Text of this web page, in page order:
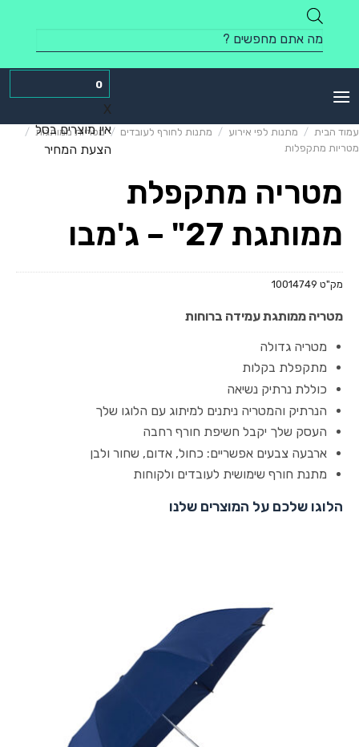
content
Products
search
0
X
אין מוצרים בסל
הצעת המחיר
עמוד הבית / מתנות לפי אירוע / מתנות לחורף לעובדים / מטריות ממותגות /
מטריות מתקפלות
מטריה מתקפלת
ממותגת 27" – ג'מבו
מק"ט 10014749
מטריה ממותגת עמידה ברוחות
מטריה גדולה
מתקפלת בקלות
כוללת נרתיק נשיאה
הנרתיק והמטריה ניתנים למיתוג עם הלוגו שלך
העסק שלך יקבל חשיפת חורף רחבה
ארבעה צבעים אפשריים: כחול, אדום, שחור ולבן
מתנת חורף שימושית לעובדים ולקוחות
הלוגו שלכם על המוצרים שלנו